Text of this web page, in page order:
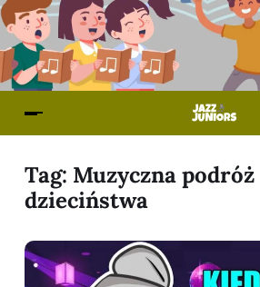
Tag: Muzyczna podróż
dzieciństwa